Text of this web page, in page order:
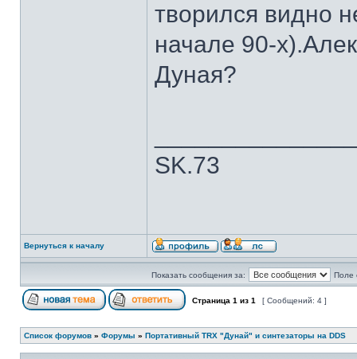
творился видно
начале 90-
Дуная?
SK.73
Вернуться к началу
Показать сообщения за: Поле
Страница 1 из 1 [ Сообщений: 4 ]
Список форумов » Форумы » Портативный TRX "Дунай" и синтезаторы на DDS